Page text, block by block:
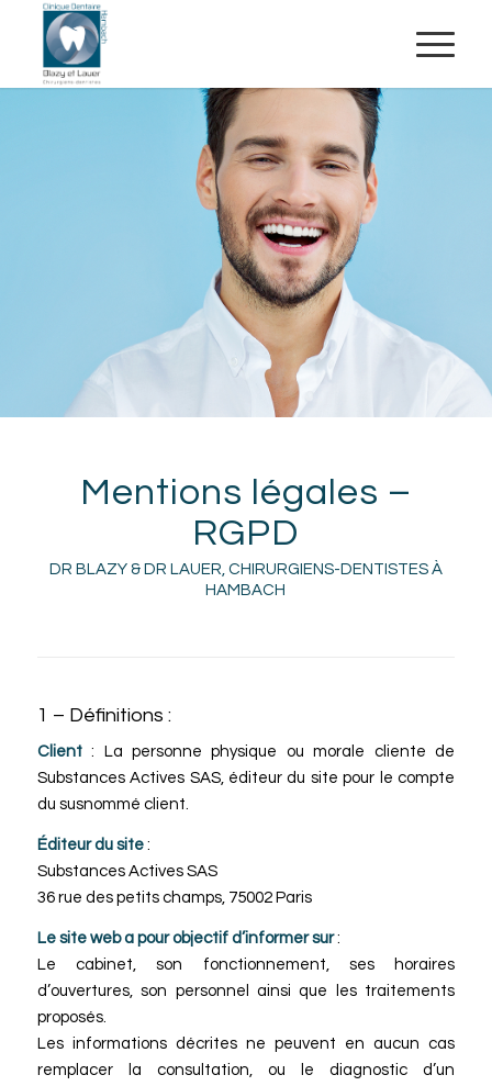
Mentions légales –
RGPD
DR BLAZY & DR LAUER, CHIRURGIENS-DENTISTES À
HAMBACH
1 – Définitions :
Client: La personne physique ou morale cliente de
Substances Actives SAS, éditeur du site pour le compte
du susnommé client.
Éditeur du site:
Substances Actives SAS
36 rue des petits champs, 75002 Paris
Le site web a pour objectif d’informer sur:
Le cabinet, son fonctionnement, ses horaires
d’ouvertures, son personnel ainsi que les traitements
proposés.
Les informations décrites ne peuvent en aucun cas
remplacer la consultation, ou le diagnostic d’un